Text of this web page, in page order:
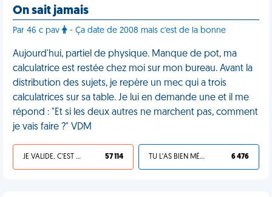
On sait jamais
Par 46 c pav - Ça date de 2008 mais c'est de la bonne
Aujourd'hui, partiel de physique. Manque de pot, ma
calculatrice est restée chez moi sur mon bureau. Avant la
distribution des sujets, je repère un mec qui a trois
calculatrices sur sa table. Je lui en demande une et il me
répond : "Et si les deux autres ne marchent pas, comment
je vais faire ?" VDM
JE VALIDE, C'EST UNE VDM 57 114 TU L'AS BIEN MÉRITÉ 6 476